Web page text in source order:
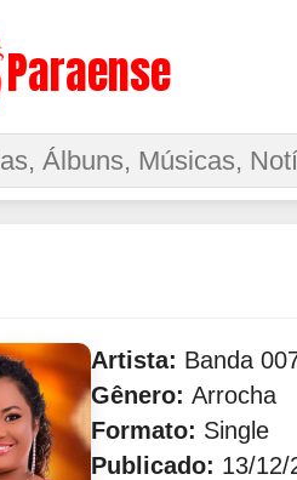
Paraense
Artista: Banda
Gênero: Arrocha
Formato: Single
Publicado: 13/12/